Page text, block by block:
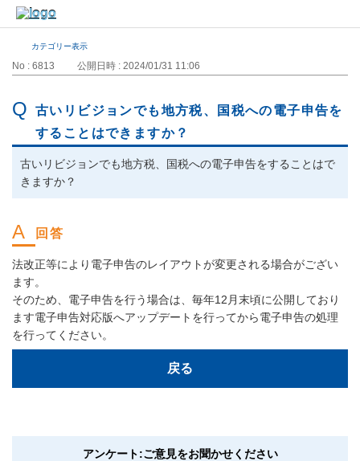
カテゴリー表示
No : 6813 公開日時 : 2024/01/31 11:06
古いリビジョンでも地方税、国税への電子申告を
することはできますか？
古いリビジョンでも地方税、国税への電子申告をすることはで
きますか？
法改正等により電子申告のレイアウトが変更される場合がござい
ます。
そのため、電子申告を行う場合は、毎年12月末頃に公開しており
ます電子申告対応版へアップデートを行ってから電子申告の処理
を行ってください。
戻る
アンケート:ご意見をお聞かせください